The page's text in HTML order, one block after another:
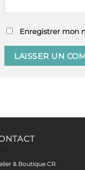
Enregistrer mon
& Boutique CR